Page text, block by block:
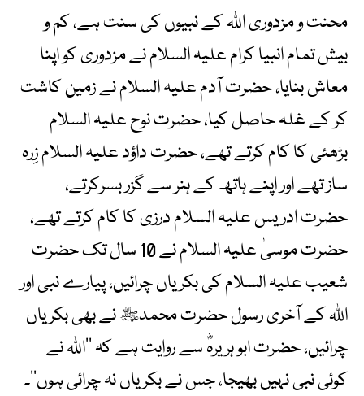
محنت و مزدوری اللہ کے نبیوں کی سنت ہے، کم و
بیش تمام انبیا کرام علیہ السلام نے مزدوری کو اپنا
معاش بنایا، حضرت آدم علیہ السلام نے زمین کاشت
کر کے غلہ حاصل کیا، حضرت نوح علیہ السلام
بڑھئی کا کام کرتے تھے، حضرت داؤد علیہ السلام زِرہ
ساز تھے اور اپنے ہاتھ کے ہنر سے گزر بسرکرتے،
حضرت ادریس علیہ السلام درزی کا کام کرتے تھے،
حضرت موسیٰ علیہ السلام نے 10 سال تک حضرت
شعیب علیہ السلام کی بکریاں چرائیں، پیارے نبی اور
اللہ کے آخری رسول حضرت محمدﷺ نے بھی بکریاں
چرائیں، حضرت ابو ہریرہؓ سے روایت ہے کہ ’’اللہ نے
کوئی نبی نہیں بھیجا، جس نے بکریاں نہ چرائی ہوں‘‘۔